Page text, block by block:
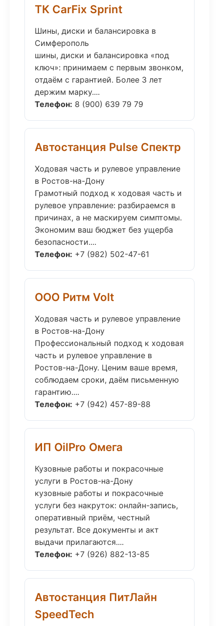
ТК CarFix Sprint
Шины, диски и балансировка в
Симферополь
шины, диски и балансировка «под
ключ»: принимаем с первым звонком,
отдаём с гарантией. Более 3 лет
держим марку....
Телефон: 8 (900) 639 79 79
Автостанция Pulse Спектр
Ходовая часть и рулевое управление
в Ростов-на-Дону
Грамотный подход к ходовая часть и
рулевое управление: разбираемся в
причинах, а не маскируем симптомы.
Экономим ваш бюджет без ущерба
безопасности....
Телефон: +7 (982) 502-47-61
ООО Ритм Volt
Ходовая часть и рулевое управление
в Ростов-на-Дону
Профессиональный подход к ходовая
часть и рулевое управление в
Ростов-на-Дону. Ценим ваше время,
соблюдаем сроки, даём письменную
гарантию....
Телефон: +7 (942) 457-89-88
ИП OilPro Омега
Кузовные работы и покрасочные
услуги в Ростов-на-Дону
кузовные работы и покрасочные
услуги без накруток: онлайн-запись,
оперативный приём, честный
результат. Все документы и акт
выдачи прилагаются....
Телефон: +7 (926) 882-13-85
Автостанция ПитЛайн
SpeedTech